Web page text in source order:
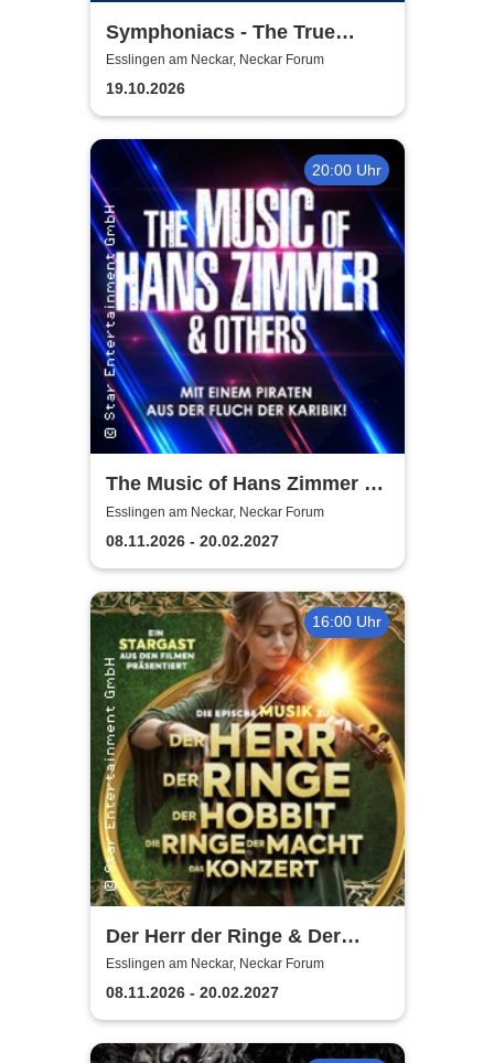
Symphoniacs - The True
Rebels Of Classical Music
Esslingen am Neckar, Neckar Forum
19.10.2026
20:00 Uhr
The Music of Hans Zimmer &
Others - A Celebration of Film
Music
Esslingen am Neckar, Neckar Forum
08.11.2026 - 20.02.2027
16:00 Uhr
Der Herr der Ringe & Der
Hobbit
Esslingen am Neckar, Neckar Forum
08.11.2026 - 20.02.2027